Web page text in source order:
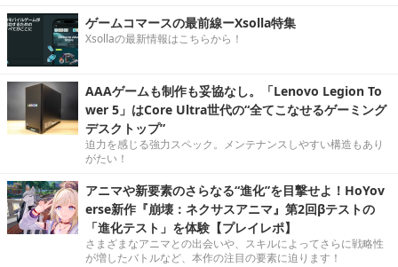
ゲームコマースの最前線ーXsolla特集
Xsollaの最新情報はこちらから！
AAAゲームも制作も妥協なし。「Lenovo Legion To
wer 5」はCore Ultra世代の“全てこなせるゲーミング
デスクトップ”
迫力を感じる強力スペック。メンテナンスしやすい構造もあり
がたい！
アニマや新要素のさらなる“進化”を目撃せよ！HoYov
erse新作『崩壊：ネクサスアニマ』第2回βテストの
「進化テスト」を体験【プレイレポ】
さまざまなアニマとの出会いや、スキルによってさらに戦略性
が増したバトルなど、本作の注目の要素に迫ります！